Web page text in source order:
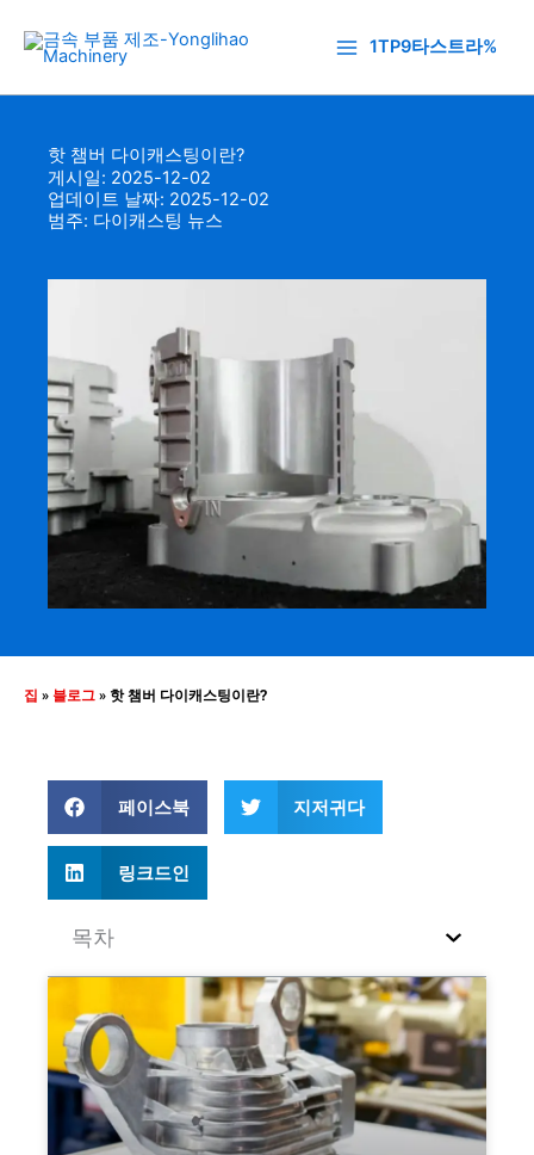
로
1TP9타스트라%
핫 챔버 다이캐스팅이란?
게시일: 2025-12-02
업데이트 날짜: 2025-12-02
범주: 다이캐스팅 뉴스
집 » 블로그 » 핫 챔버 다이캐스팅이란?
페이스북 지저귀다
링크드인
목차